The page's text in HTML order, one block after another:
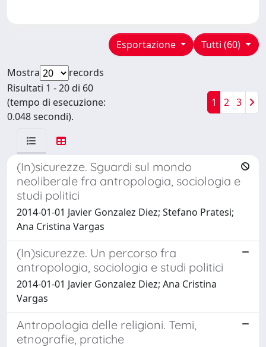
Tutti (60)
Esportazione
Mostra
records
Risultati 1 - 20 di 60
(tempo di esecuzione:
0.048 secondi).
1 2 3
(In)sicurezze. Sguardi sul mondo
neoliberale fra antropologia, sociologia e
studi politici
2014-01-01 Javier Gonzalez Diez; Stefano Pratesi;
Ana Cristina Vargas
(In)sicurezze. Un percorso fra
antropologia, sociologia e studi politici
2014-01-01 Javier Gonzalez Diez; Ana Cristina
Vargas
Antropologia delle religioni. Temi,
etnografie, pratiche